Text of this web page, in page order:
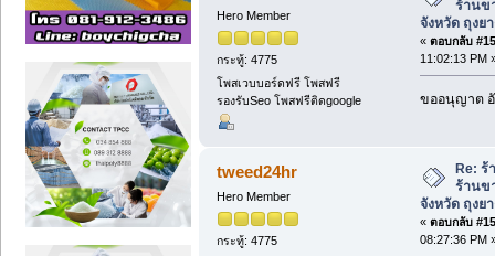
Hero Member
กระทู้: 4775
โพสเวบบอร์ดฟรี โพสฟรี
รองรับSeo โพสฟรีติดgoogle
ร้านข
จังหวัด ถุงย
« ตอบกลับ
11:02:13 PM
ขออนุญาต
tweed24hr
Hero Member
กระทู้: 4775
Re: ร้
ร้านข
จังหวัด ถุงย
« ตอบกลับ
08:27:36 PM